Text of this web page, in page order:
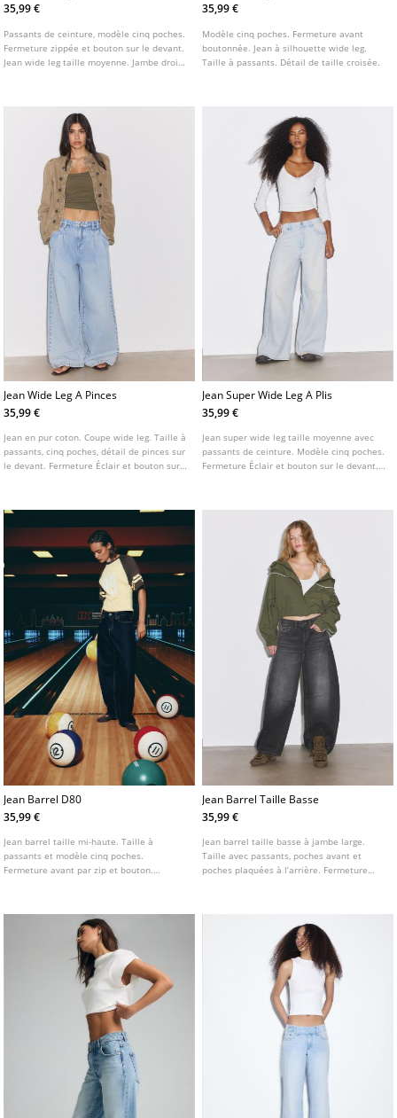
35,99 €
Passants de ceinture, modèle cinq poches.
Fermeture zippée et bouton sur le devant.
Jean wide leg taille moyenne. Jambe droite
35,99 €
Modèle cinq poches. Fermeture avant
boutonnée. Jean à silhouette wide leg.
Taille à passants. Détail de taille croisée.
Jean Wide Leg A Pinces
35,99 €
Jean en pur coton. Coupe wide leg. Taille à
passants, cinq poches, détail de pinces sur
le devant. Fermeture Éclair et bouton sur
Jean Super Wide Leg A Plis
35,99 €
Jean super wide leg taille moyenne avec
passants de ceinture. Modèle cinq poches.
Fermeture Éclair et bouton sur le devant.
Jean Barrel D80
35,99 €
Jean barrel taille mi-haute. Taille à
passants et modèle cinq poches.
Fermeture avant par zip et bouton.
Jean Barrel Taille Basse
35,99 €
Jean barrel taille basse à jambe large.
Taille avec passants, poches avant et
poches plaquées à l’arrière. Fermeture